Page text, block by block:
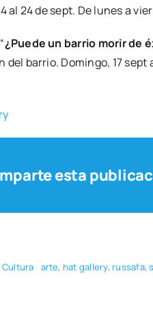
al 24 de sept. De lunes a
¿Pue­de un barrio morir de
barrio. Domin­go, 17 sept
esta
Cul­tu­ra arte, hat gallery, rus­sa­fa,